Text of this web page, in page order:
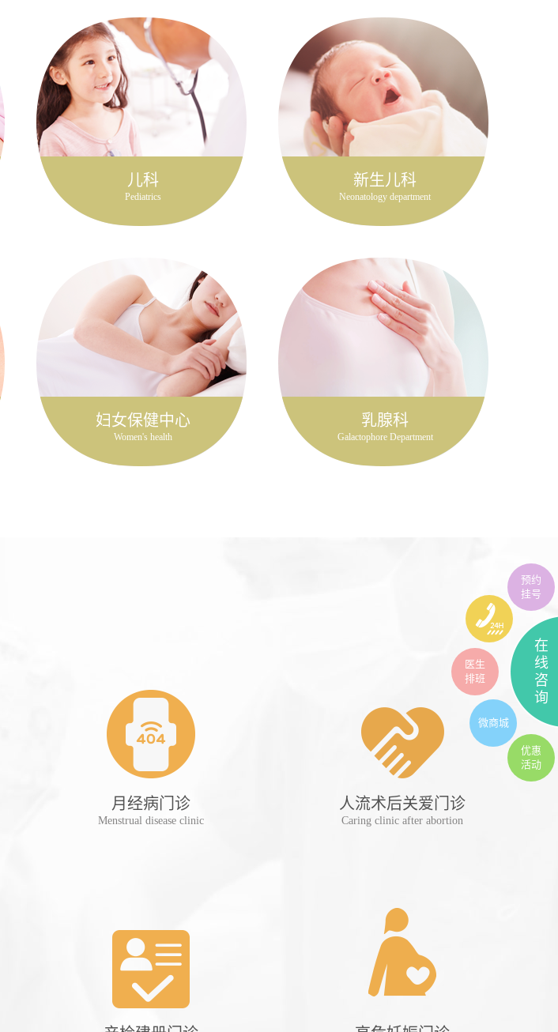
儿科
Pediatrics
新生儿科
Neonatology department
妇女保健中心
Women's health
乳腺科
Galactophore Department
月经病门诊
Menstrual disease clinic
人流术后关爱门诊
Caring clinic after abortion
在
线
咨
询
预约
挂号
医生
排班
微商城
优惠
活动